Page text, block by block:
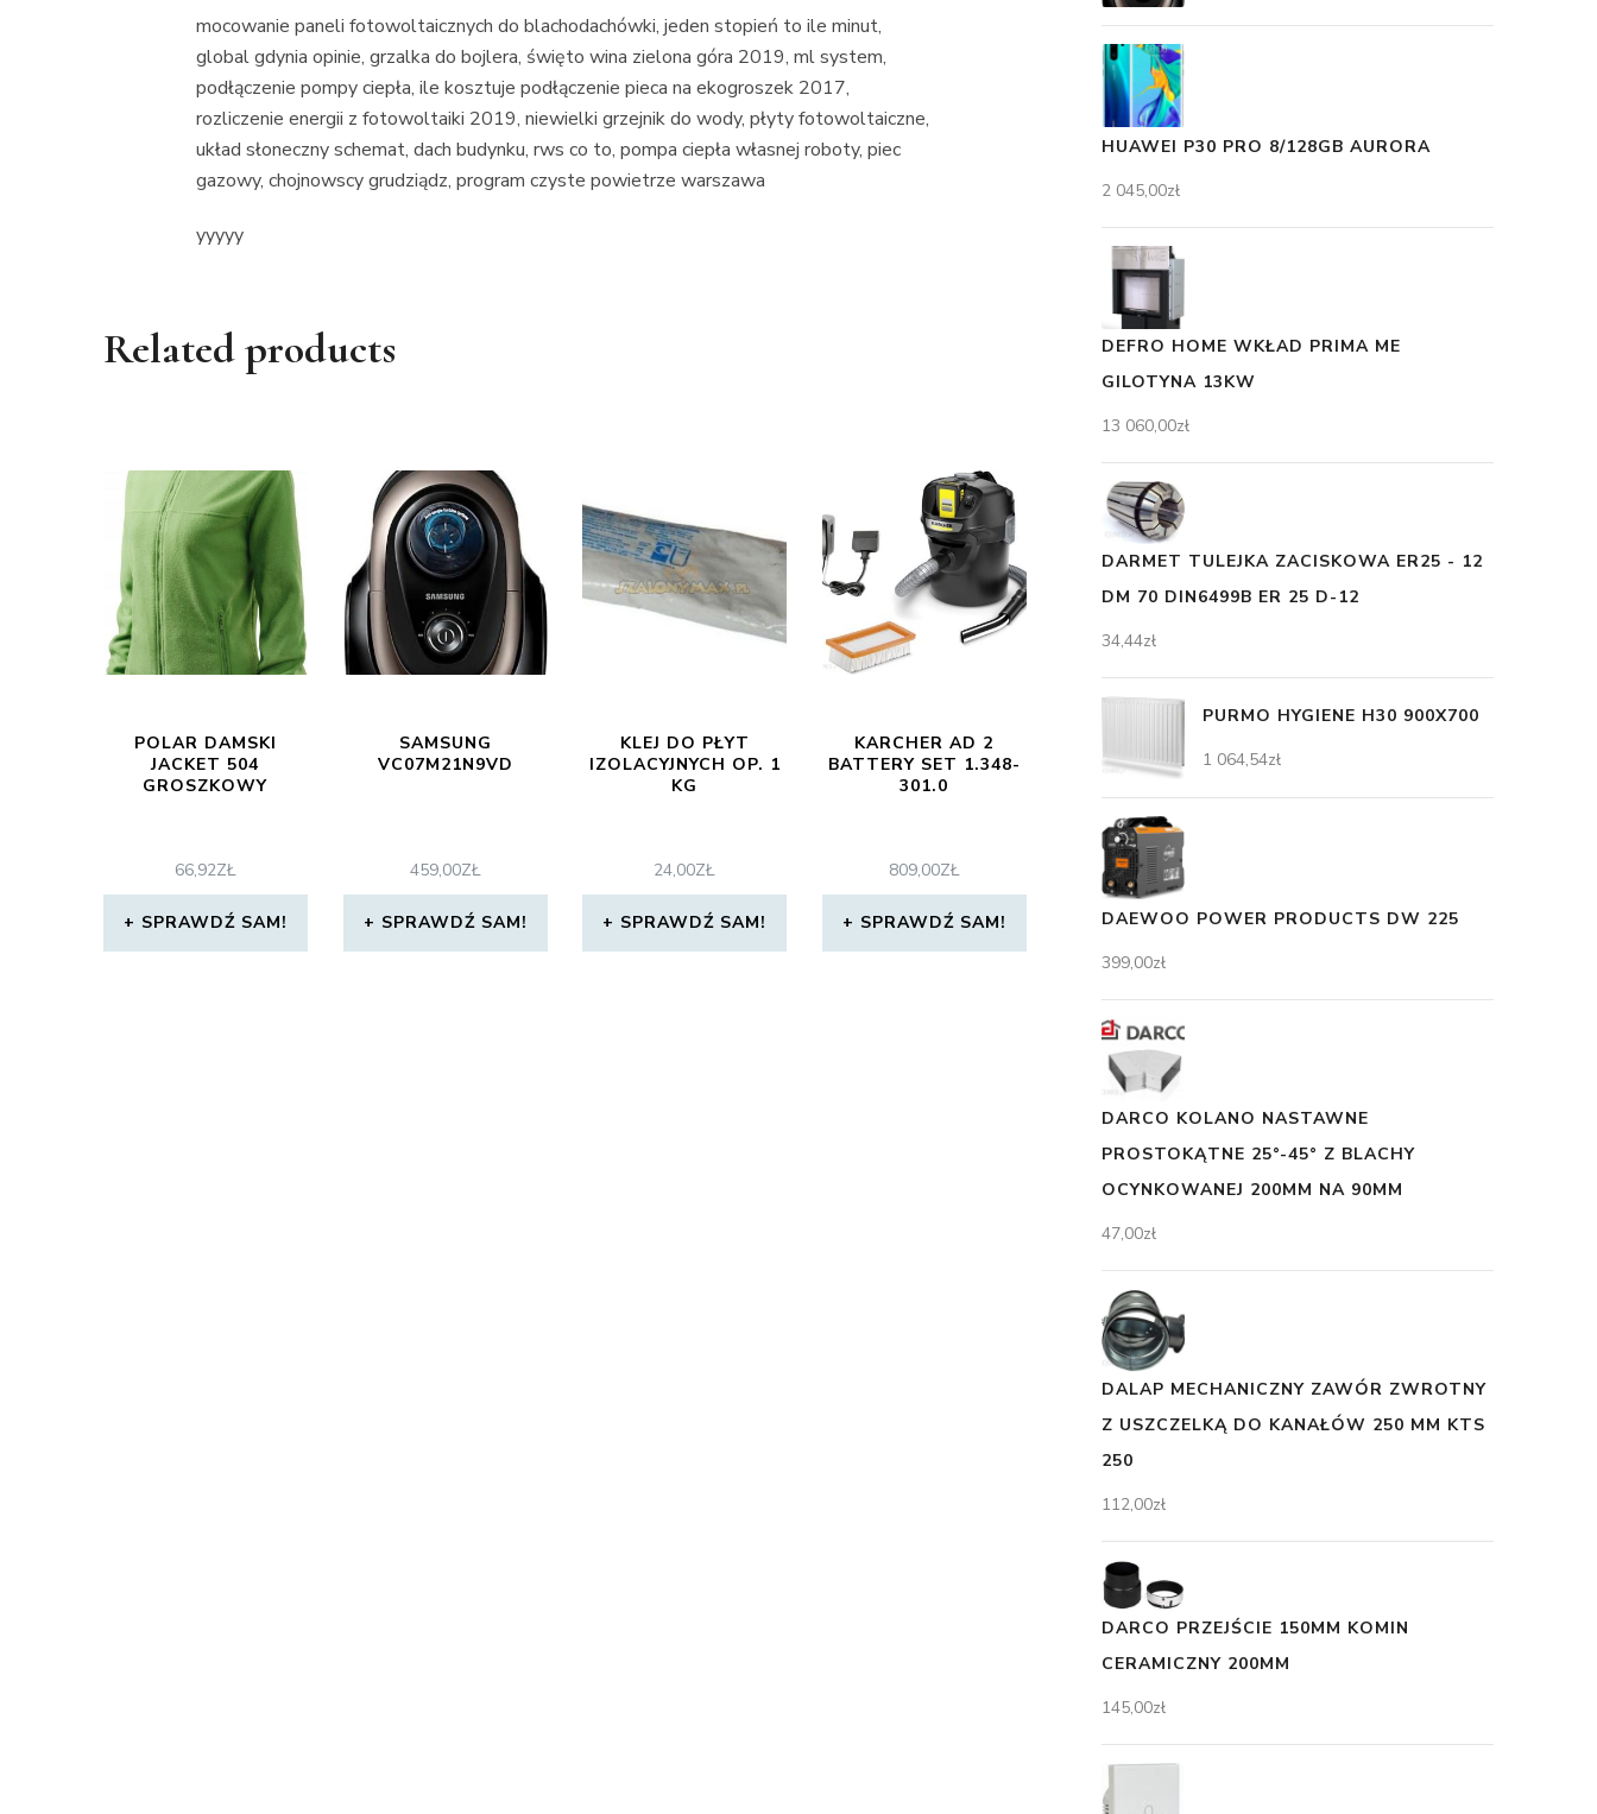
mocowanie paneli fotowoltaicznych do blachodachówki, jeden stopień to ile minut,
global gdynia opinie, grzalka do bojlera, święto wina zielona góra 2019, ml system,
podłączenie pompy ciepła, ile kosztuje podłączenie pieca na ekogroszek 2017,
rozliczenie energii z fotowoltaiki 2019, niewielki grzejnik do wody, płyty fotowoltaiczne,
układ słoneczny schemat, dach budynku, rws co to, pompa ciepła własnej roboty, piec
gazowy, chojnowscy grudziądz, program czyste powietrze warszawa
yyyyy
Related products
POLAR DAMSKI
JACKET 504
GROSZKOWY
66,92ZŁ
SPRAWDŹ SAM!
SAMSUNG
VC07M21N9VD
459,00ZŁ
SPRAWDŹ SAM!
KLEJ DO PŁYT
IZOLACYJNYCH OP. 1
KG
24,00ZŁ
SPRAWDŹ SAM!
KARCHER AD 2
BATTERY SET 1.348-
301.0
809,00ZŁ
SPRAWDŹ SAM!
HUAWEI P30 PRO 8/128GB AURORA
2 045,00zł
DEFRO HOME WKŁAD PRIMA ME
GILOTYNA 13KW
13 060,00zł
DARMET TULEJKA ZACISKOWA ER25 - 12
DM 70 DIN6499B ER 25 D-12
34,44zł
PURMO HYGIENE H30 900X700
1 064,54zł
DAEWOO POWER PRODUCTS DW 225
399,00zł
DARCO KOLANO NASTAWNE
PROSTOKĄTNE 25°-45° Z BLACHY
OCYNKOWANEJ 200MM NA 90MM
47,00zł
DALAP MECHANICZNY ZAWÓR ZWROTNY
Z USZCZELKĄ DO KANAŁÓW 250 MM KTS
250
112,00zł
DARCO PRZEJŚCIE 150MM KOMIN
CERAMICZNY 200MM
145,00zł